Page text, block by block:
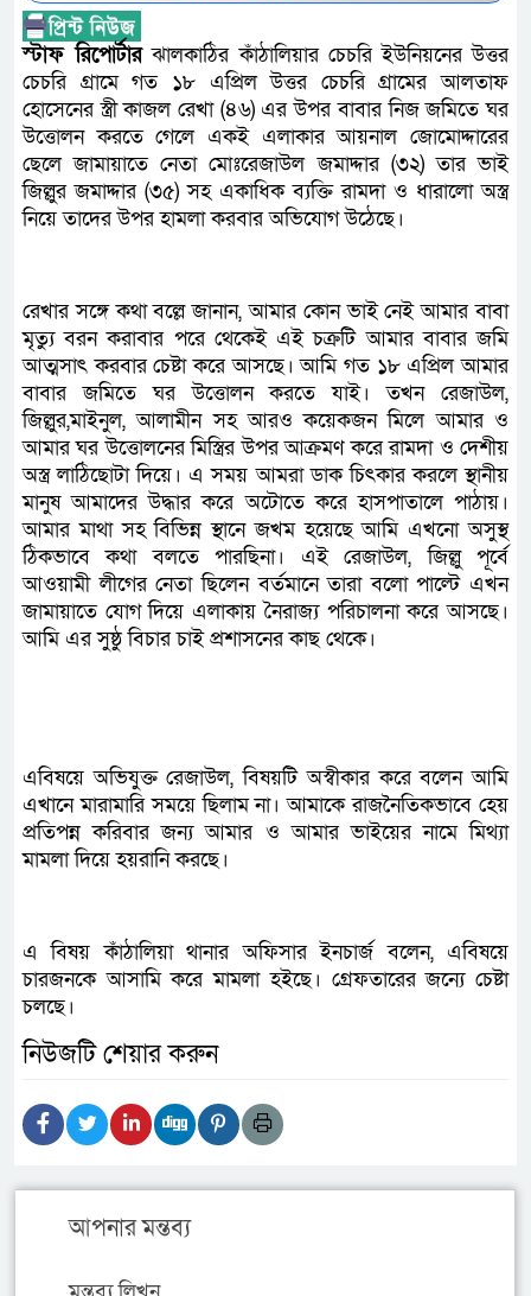
স্টাফ রিপোর্টারঝালকাঠির কাঁঠালিয়ার চেচরি ইউনিয়নের উত্তর
চেচরি গ্রামে গত ১৮ এপ্রিল উত্তর চেচরি গ্রামের আলতাফ
হোসেনের স্ত্রী কাজল রেখা (৪৬) এর উপর বাবার নিজ জমিতে ঘর
উত্তোলন করতে গেলে একই এলাকার আয়নাল জোমোদ্দারের
ছেলে জামায়াতে নেতা মোঃরেজাউল জমাদ্দার (৩২) তার ভাই
জিল্লুর জমাদ্দার (৩৫) সহ একাধিক ব্যক্তি রামদা ও ধারালো অস্ত্র
নিয়ে তাদের উপর হামলা করবার অভিযোগ উঠেছে।
রেখার সঙ্গে কথা বল্লে জানান, আমার কোন ভাই নেই আমার বাবা
মৃত্যু বরন করাবার পরে থেকেই এই চক্রটি আমার বাবার জমি
আত্মসাৎ করবার চেষ্টা করে আসছে। আমি গত ১৮ এপ্রিল আমার
বাবার জমিতে ঘর উত্তোলন করতে যাই। তখন রেজাউল,
জিল্লুর,মাইনুল, আলামীন সহ আরও কয়েকজন মিলে আমার ও
আমার ঘর উত্তোলনের মিস্ত্রির উপর আক্রমণ করে রামদা ও দেশীয়
অস্ত্র লাঠিছোটা দিয়ে। এ সময় আমরা ডাক চিৎকার করলে স্থানীয়
মানুষ আমাদের উদ্ধার করে অটোতে করে হাসপাতালে পাঠায়।
আমার মাথা সহ বিভিন্ন স্থানে জখম হয়েছে আমি এখনো অসুস্থ
ঠিকভাবে কথা বলতে পারছিনা। এই রেজাউল, জিল্লু পূর্বে
আওয়ামী লীগের নেতা ছিলেন বর্তমানে তারা বলো পাল্টে এখন
জামায়াতে যোগ দিয়ে এলাকায় নৈরাজ্য পরিচালনা করে আসছে।
আমি এর সুষ্ঠু বিচার চাই প্রশাসনের কাছ থেকে।
এবিষয়ে অভিযুক্ত রেজাউল, বিষয়টি অস্বীকার করে বলেন আমি
এখানে মারামারি সময়ে ছিলাম না। আমাকে রাজনৈতিকভাবে হেয়
প্রতিপন্ন করিবার জন্য আমার ও আমার ভাইয়ের নামে মিথ্যা
মামলা দিয়ে হয়রানি করছে।
এ বিষয় কাঁঠালিয়া থানার অফিসার ইনচার্জ বলেন, এবিষয়ে
চারজনকে আসামি করে মামলা হইছে। গ্রেফতারের জন্যে চেষ্টা
চলছে।
নিউজটি শেয়ার করুন
আপনার মন্তব্য